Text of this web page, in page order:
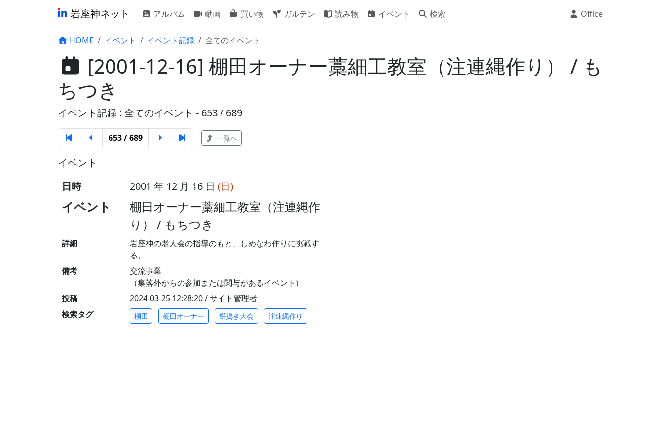
岩座神ネット アルバム 動画 買い物 ガルテン 読み物 イベント 検索 Office
HOME イベント イベント記録 全てのイベント
[2001-12-16] 棚田オーナー藁細工教室（注連縄作り） / も
ちつき
イベント記録 : 全てのイベント - 653 / 689
653 / 689 一覧へ
イベント
日時
2001 年 12 月 16 日 (日)
イベント
棚田オーナー藁細工教室（注連縄作
り） / もちつき
詳細
岩座神の老人会の指導のもと、しめなわ作りに挑戦す
る。
備考
交流事業
（集落外からの参加または関与があるイベント）
投稿
2024-03-25 12:28:20 / サイト管理者
検索タグ
棚田 棚田オーナー 餅搗き大会 注連縄作り